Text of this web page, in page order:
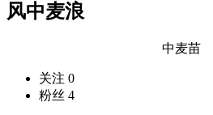
风中麦浪
中麦苗
关注 0
粉丝 4